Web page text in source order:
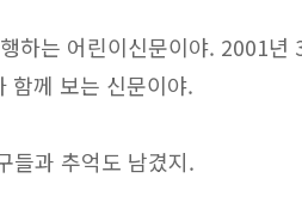
하는 어린이신문이야. 2001
함께 보는 신문이야.
들과 추억도 남겼지.